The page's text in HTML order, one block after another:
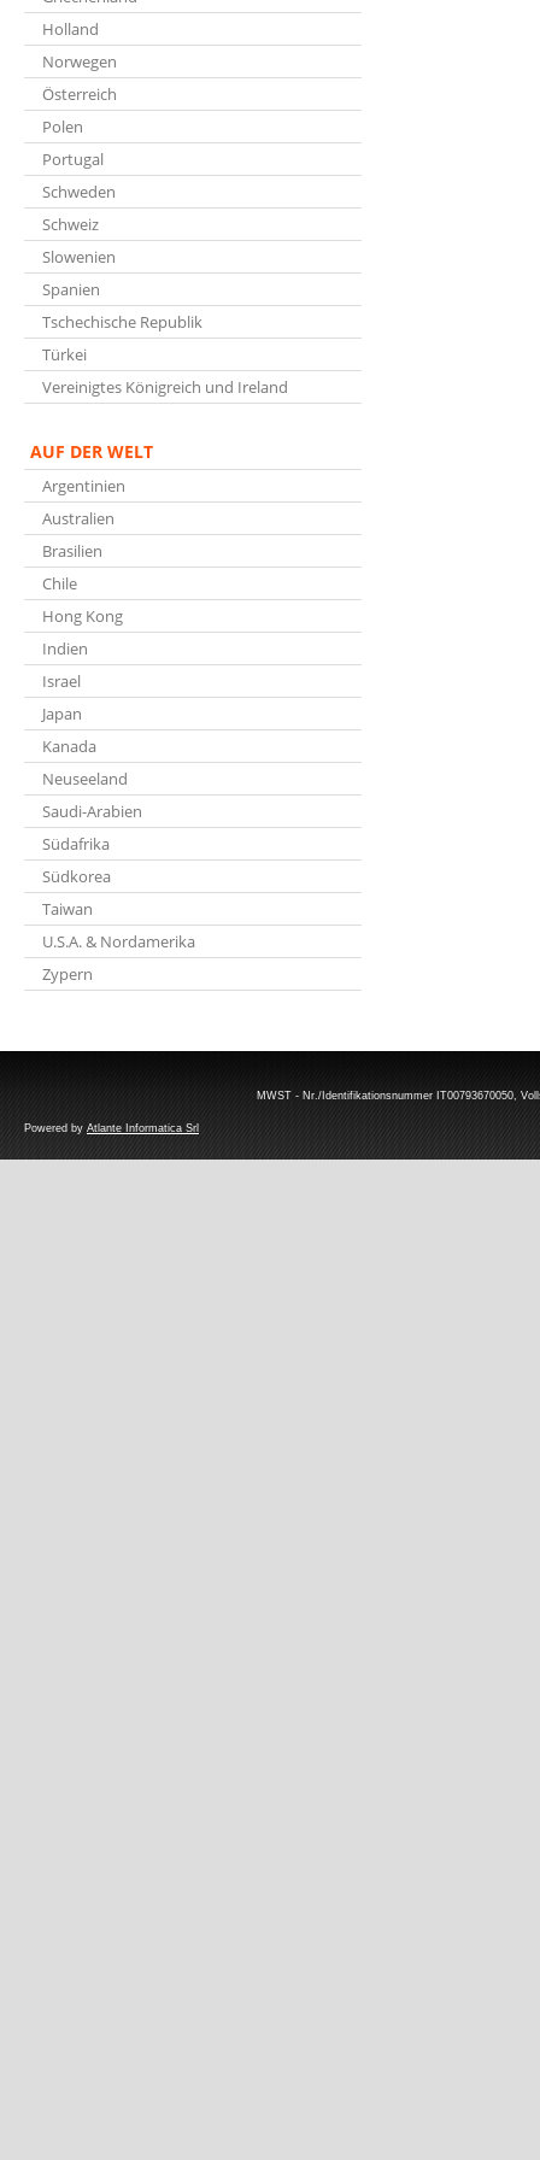
Holland
Norwegen
Österreich
Polen
Portugal
Schweden
Schweiz
Slowenien
Spanien
Tschechische Republik
Türkei
Vereinigtes Königreich und Ireland
AUF DER WELT
Argentinien
Australien
Brasilien
Chile
Hong Kong
Indien
Israel
Japan
Kanada
Neuseeland
Saudi-Arabien
Südafrika
Südkorea
Taiwan
U.S.A. & Nordamerika
Zypern
MWST - Nr./Identifikationsnummer IT00793670050,
Powered by Atlante Informatica Srl